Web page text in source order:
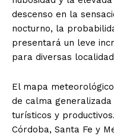
descenso en la
nocturno, la
presentará un leve
para diversas
El mapa
de calma
turísticos y
Córdoba, Santa Fe y